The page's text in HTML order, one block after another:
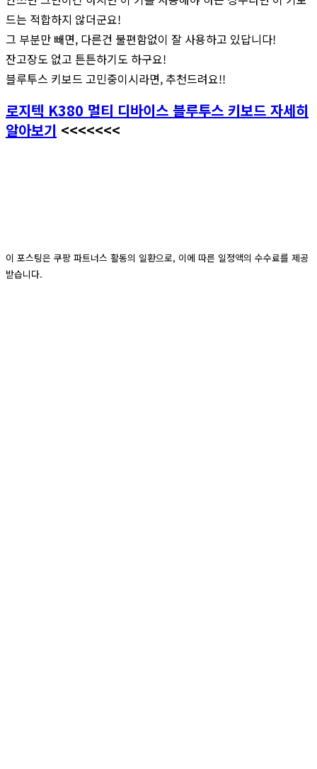
드는 적합하지 않더군요!
그 부분만 빼면, 다른건 불편함없이 잘 사용하고 있답니다!
잔고장도 없고 튼튼하기도 하구요!
블루투스 키보드 고민중이시라면, 추천드려요!!
로지텍 K380 멀티 디바이스 블루투스 키보드 자세히
알아보기 <<<<<<<
이 포스팅은 쿠팡 파트너스 활동의 일환으로, 이에 따른 일정액의 수수료를 제공
받습니다.